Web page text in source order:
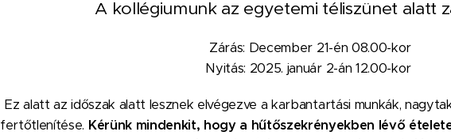
A kollégiumunk az egyetemi téliszünet alatt
Zárás: December 21-én 08.00-kor
Nyitás: 2025. január 2-án 12.00-kor
Ez alatt az időszak alatt lesznek elvégezve a karbantartási munkák,
fertőtlenítése. Kérünk mindenkit, hogy a hűtőszekrényekben lévő